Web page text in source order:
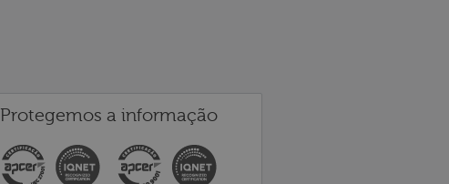
Protegemos a informação